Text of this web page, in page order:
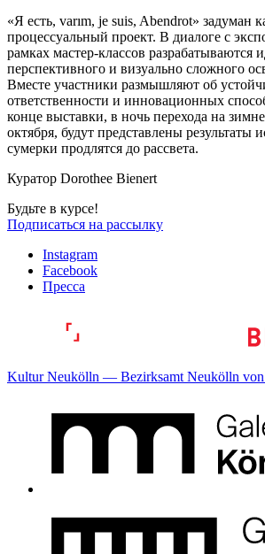
«Я есть, varım, je suis, Abendrot» задуман
процессуальный проект. В диалоге с
рамках мастер-классов разрабатываются
перспективного и визуально сложного
Вместе участники размышляют об
ответственности и инновационных
конце выставки, в ночь перехода на
октября, будут представлены результаты
сумерки продлятся до рассвета.
Куратор Dorothee Bienert
Будьте в курсе!
Подписаться на рассылку
Instagram
Facebook
Пресса
Kultur Neukölln — Bezirksamt Neukölln